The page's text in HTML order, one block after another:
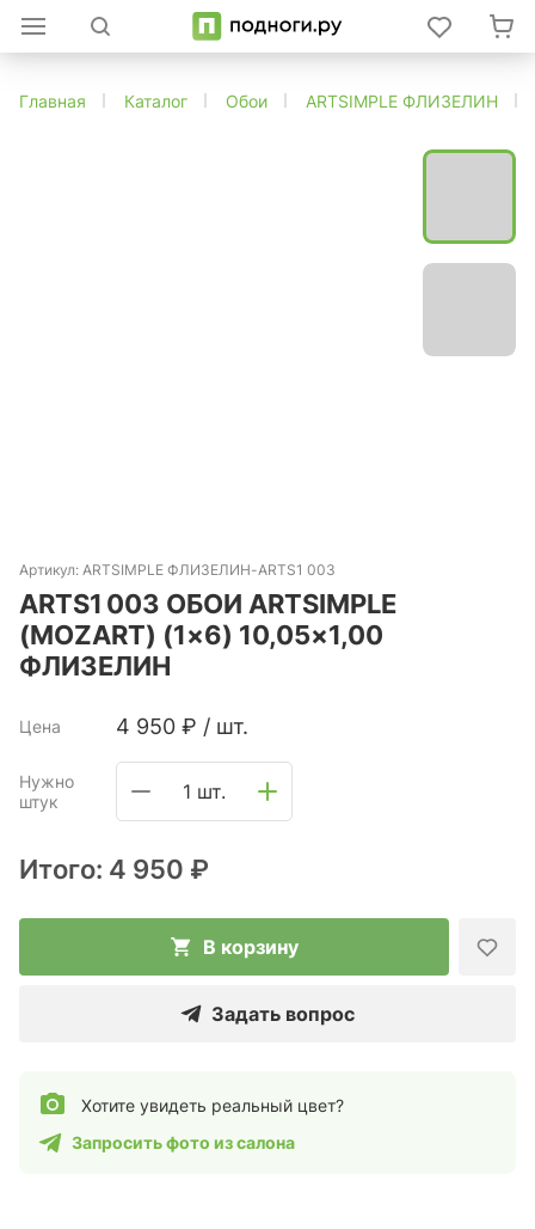
Главная Каталог Обои ARTSIMPLE ФЛИЗЕЛИН
Артикул: ARTSIMPLE ФЛИЗЕЛИН-ARTS1 003
ARTS1 003 ОБОИ ARTSIMPLE
(MOZART) (1×6) 10,05×1,00
ФЛИЗЕЛИН
Цена 4 950 ₽ / шт.
Нужно
штук
1 шт.
Итого: 4 950 ₽
В корзину
Задать вопрос
Хотите увидеть реальный цвет?
Запросить фото из салона